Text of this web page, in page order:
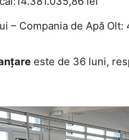
– Compania de Apă Olt:
este de 36 luni,